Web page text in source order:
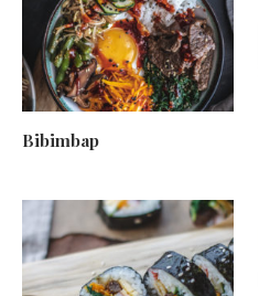
Bibimbap